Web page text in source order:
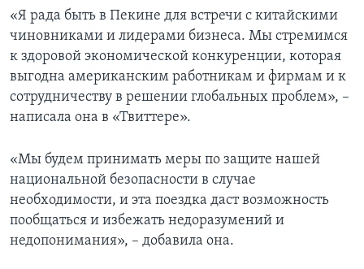
«Я рада быть в Пекине для встречи с китайскими
чиновниками и лидерами бизнеса. Мы стремимся
к здоровой экономической конкуренции, которая
выгодна американским работникам и фирмам и к
сотрудничеству в решении глобальных проблем», –
написала она в «Твиттере».
«Мы будем принимать меры по защите нашей
национальной безопасности в случае
необходимости, и эта поездка даст возможность
пообщаться и избежать недоразумений и
недопонимания», – добавила она.